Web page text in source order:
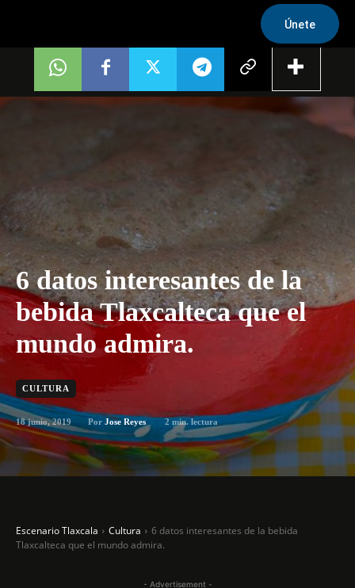
Únete
6 datos interesantes de la
bebida Tlaxcalteca que el
mundo admira.
CULTURA
18 junio, 2019 Por Jose Reyes 2 min. lectura
Escenario Tlaxcala Cultura
6 datos interesantes de la bebida
Tlaxcalteca que el mundo admira.
- Advertisement -